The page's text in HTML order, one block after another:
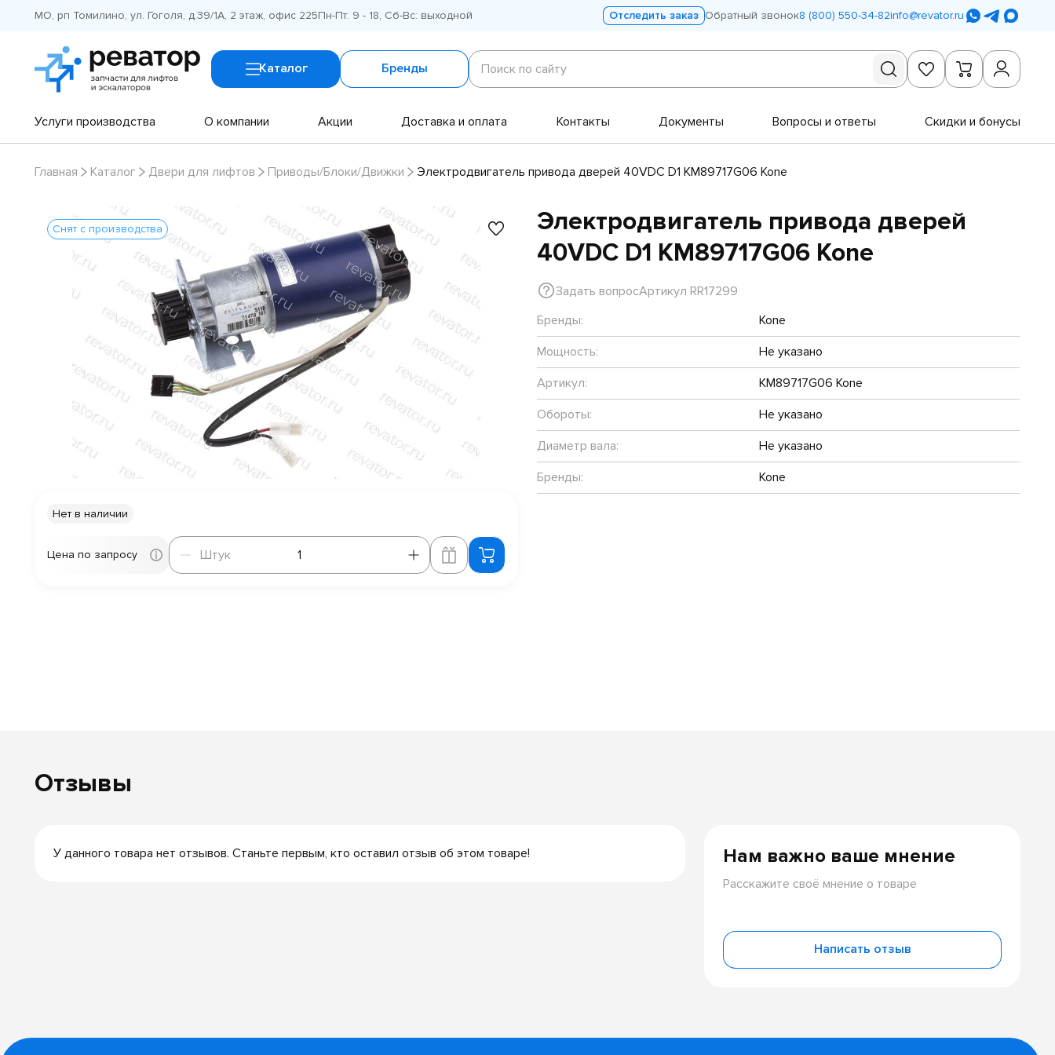
МО, рп Томилино, ул. Гоголя, д.39/1А, 2 этаж, офис 225Пн-Пт: 9 - 18, Сб-Вс: выходной Отследить заказ Обратный звонок8 (800) 550-34-82info@revator.ru
Каталог Бренды
Поиск
по
сайту
Поиск по сайту
Услуги производства О компании Акции Доставка и оплата Контакты Документы Вопросы и ответы Скидки и бонусы
Главная Каталог Двери для лифтов Приводы/Блоки/Движки Электродвигатель привода дверей 40VDC D1 KM89717G06 Kone
Электродвигатель привода дверей
40VDC D1 KM89717G06 Kone
Задать вопросАртикул RR17299
Снят с производства
Нет в наличии
Цена по запросу
Штук
Штук
Бренды:
Kone
Мощность:
Не указано
Артикул:
KM89717G06 Kone
Обороты:
Не указано
Диаметр вала:
Не указано
Бренды:
Kone
Отзывы
У данного товара нет отзывов. Станьте первым, кто оставил отзыв об этом товаре! Нам важно ваше мнение
Расскажите своё мнение о товаре
Написать отзыв